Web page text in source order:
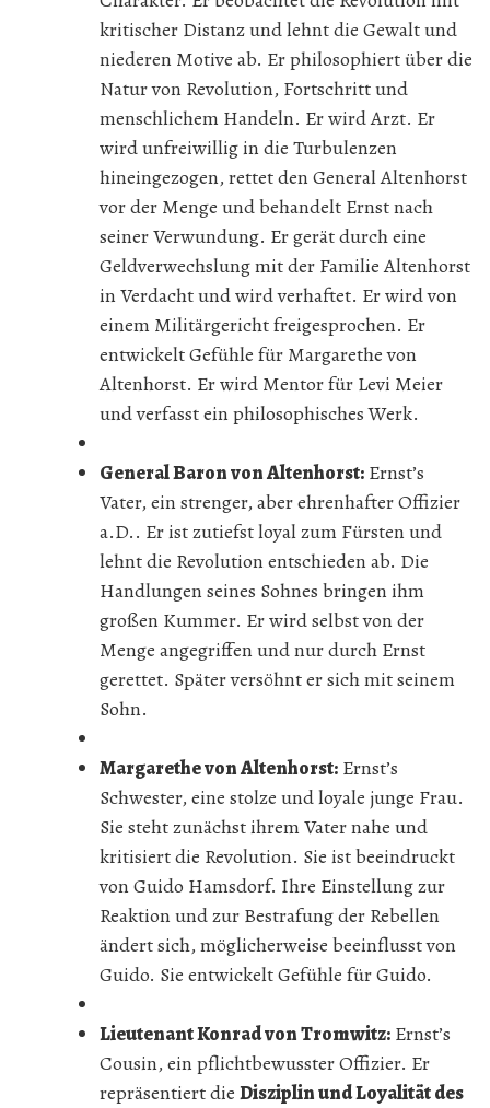
kritischer Distanz und lehnt die Gewalt und
niederen Motive ab. Er philosophiert über die
Natur von Revolution, Fortschritt und
menschlichem Handeln. Er wird Arzt. Er
wird unfreiwillig in die Turbulenzen
hineingezogen, rettet den General Altenhorst
vor der Menge und behandelt Ernst nach
seiner Verwundung. Er gerät durch eine
Geldverwechslung mit der Familie Altenhorst
in Verdacht und wird verhaftet. Er wird von
einem Militärgericht freigesprochen. Er
entwickelt Gefühle für Margarethe von
Altenhorst. Er wird Mentor für Levi Meier
und verfasst ein philosophisches Werk.
General Baron von Altenhorst: Ernst’s
Vater, ein strenger, aber ehrenhafter Offizier
a.D.. Er ist zutiefst loyal zum Fürsten und
lehnt die Revolution entschieden ab. Die
Handlungen seines Sohnes bringen ihm
großen Kummer. Er wird selbst von der
Menge angegriffen und nur durch Ernst
gerettet. Später versöhnt er sich mit seinem
Sohn.
Margarethe von Altenhorst: Ernst’s
Schwester, eine stolze und loyale junge Frau.
Sie steht zunächst ihrem Vater nahe und
kritisiert die Revolution. Sie ist beeindruckt
von Guido Hamsdorf. Ihre Einstellung zur
Reaktion und zur Bestrafung der Rebellen
ändert sich, möglicherweise beeinflusst von
Guido. Sie entwickelt Gefühle für Guido.
Lieutenant Konrad von Tromwitz: Ernst’s
Cousin, ein pflichtbewusster Offizier. Er
repräsentiert die Disziplin und Loyalität des